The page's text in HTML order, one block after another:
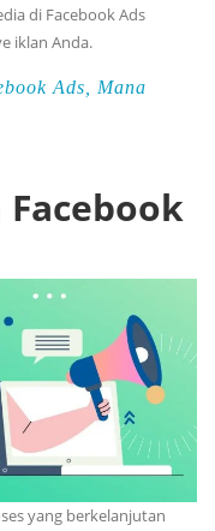
di Facebook Ads
iklan Anda.
Ads, Mana
yang berkelanjutan